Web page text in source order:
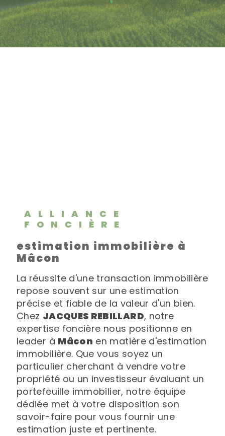
ALLIANCE
FONCIÈRE
estimation immobilière à
Mâcon
La réussite d'une transaction immobilière
repose souvent sur une estimation
précise et fiable de la valeur d'un bien.
Chez JACQUES REBILLARD, notre
expertise foncière nous positionne en
leader à Mâcon en matière d'estimation
immobilière. Que vous soyez un
particulier cherchant à vendre votre
propriété ou un investisseur évaluant un
portefeuille immobilier, notre équipe
dédiée met à votre disposition son
savoir-faire pour vous fournir une
estimation juste et pertinente.